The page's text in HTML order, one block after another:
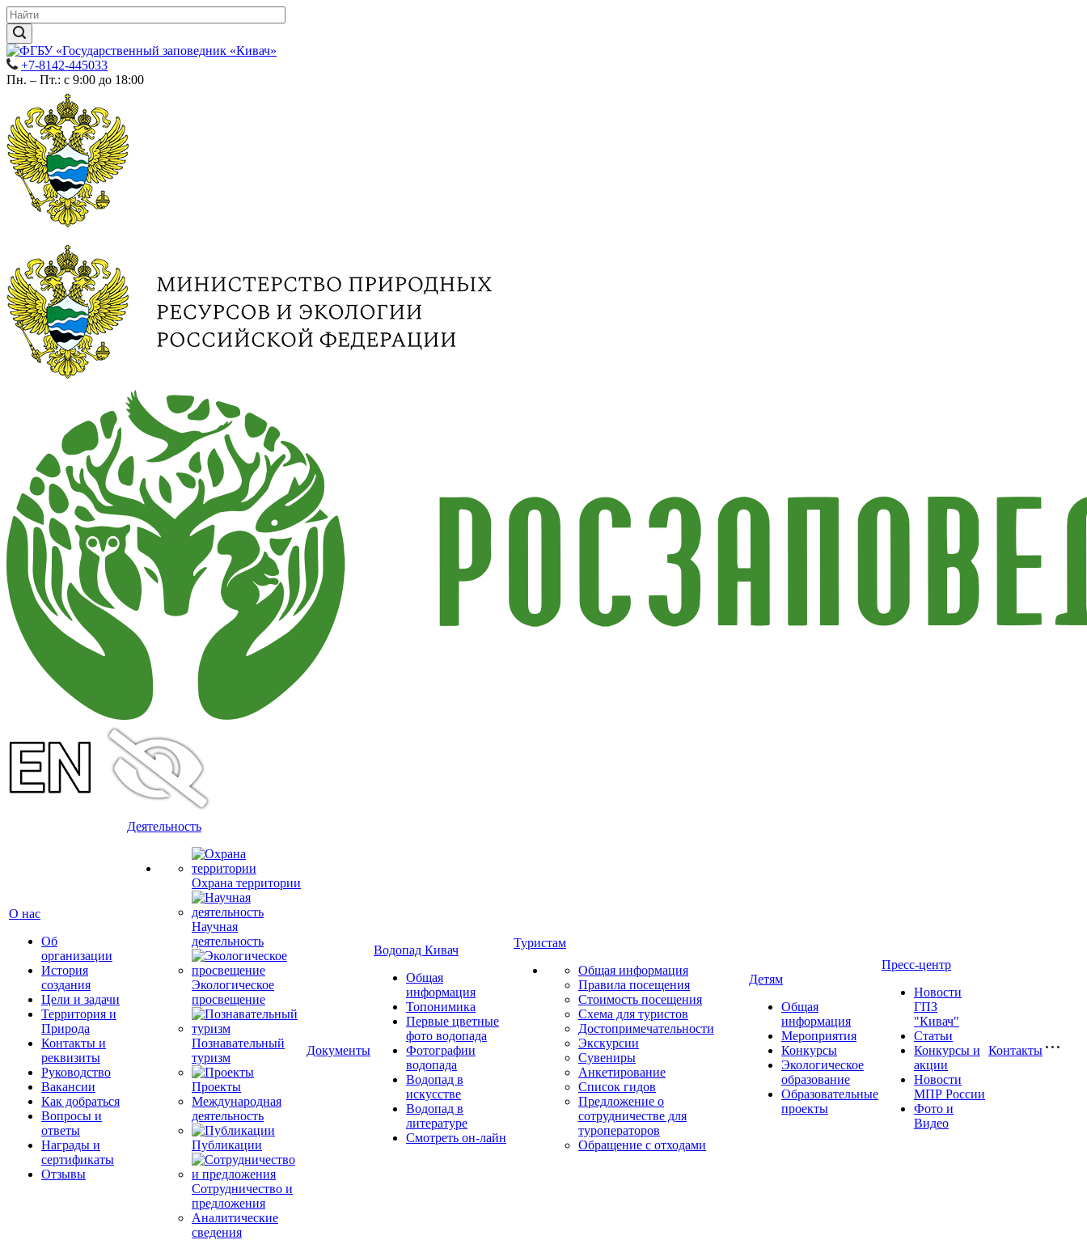
+7-8142-445033
Пн. – Пт.: с 9:00 до 18:00
О нас
Об
организации
История
создания
Цели и задачи
Территория и
Природа
Контакты и
реквизиты
Руководство
Вакансии
Как добраться
Вопросы и
ответы
Награды и
сертификаты
Отзывы
Деятельность
Охрана территории
Научная
деятельность
Экологическое
просвещение
Познавательный
туризм
Проекты
Международная
деятельность
Публикации
Сотрудничество и
предложения
Аналитические
сведения
Документы
Водопад Кивач
Общая
информация
Топонимика
Первые цветные
фото водопада
Фотографии
водопада
Водопад в
искусстве
Водопад в
литературе
Смотреть он-лайн
Туристам
Общая информация
Правила посещения
Стоимость посещения
Схема для туристов
Достопримечательности
Экскурсии
Сувениры
Анкетирование
Список гидов
Предложение о
сотрудничестве для
туроператоров
Обращение с отходами
Детям
Общая
информация
Мероприятия
Конкурсы
Экологическое
образование
Образовательные
проекты
Пресс-центр
Новости
ГПЗ
"Кивач"
Статьи
Конкурсы и
акции
Новости
МПР России
Фото и
Видео
Контакты